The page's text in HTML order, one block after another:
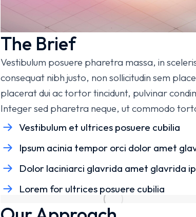
The Brief
Vestibulum posuere pharetra massa, in
consequat nibh justo, non sollicitudin sem
placerat dui ac tortor tincidunt, pulvinar
Integer sed pharetra neque, ut commodo
Vestibulum et ultrices posuere cubilia
Ipsum acinia tempor orci dolor amet
Dolor laciniarci glavrida amet glavrida
Lorem for ultrices posuere cubilia